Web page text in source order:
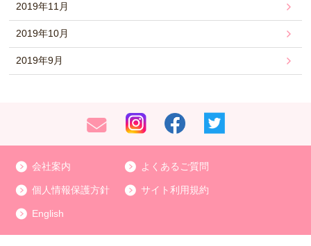
2019年11月
2019年10月
2019年9月
会社案内 よくあるご質問
個人情報保護方針 サイト利用規約
English